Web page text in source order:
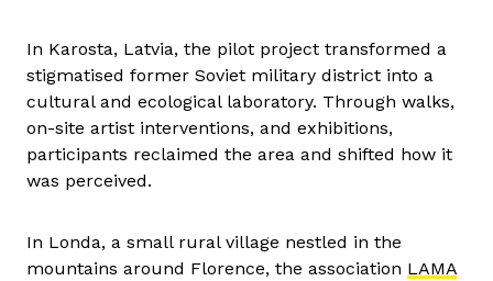
In Karosta, Latvia, the pilot project transformed a
stigmatised former Soviet military district into a
cultural and ecological laboratory. Through walks,
on-site artist interventions, and exhibitions,
participants reclaimed the area and shifted how it
was perceived.
In Londa, a small rural village nestled in the
mountains around Florence, the association LAMA